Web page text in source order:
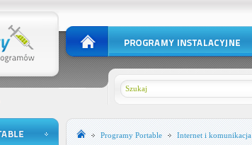
Programy Portable Internet i komunikacja